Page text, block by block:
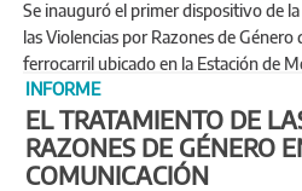
Se inauguró el primer dispositivo de la Red de Asistencia Integral de
las Violencias por Razones de
ferrocarril ubicado en la Estación de
INFORME
EL TRATAMIENTO DE
RAZONES DE GÉNERO
COMUNICACIÓN